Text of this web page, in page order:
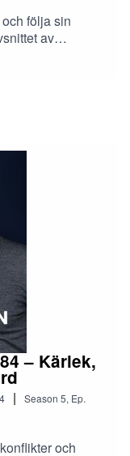
följa sin
av
frågor om att
hur man
samt hur vi kan
på
engagerande
– Kärlek,
| Season 5, Ep.
och